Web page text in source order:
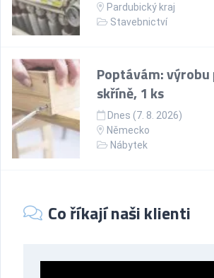
Pardubický kraj
Stavebnictví
Poptávám:
skříně, 1 ks
Dnes (7. 8. 2026)
Německo
Nábytek
Co říkají naši klienti